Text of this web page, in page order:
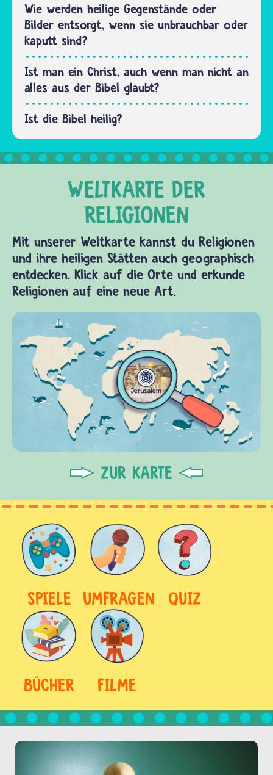
Dazu
gehört
auch
der…
Wie werden heilige Gegenstände oder
Bilder entsorgt, wenn sie unbrauchbar oder
kaputt sind?
Ist man ein Christ, auch wenn man nicht an
alles aus der Bibel glaubt?
Ist die Bibel heilig?
Mit unserer Weltkarte kannst du Religionen
und ihre heiligen Stätten auch geographisch
entdecken. Klick auf die Orte und erkunde
Religionen auf eine neue Art.
ZUR KARTE
SPIELE UMFRAGEN QUIZ
BÜCHER FILME